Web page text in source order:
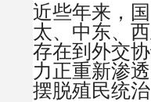
近些年来，
太、中东、
存在到外交
力正重新渗
摆脱殖民统治